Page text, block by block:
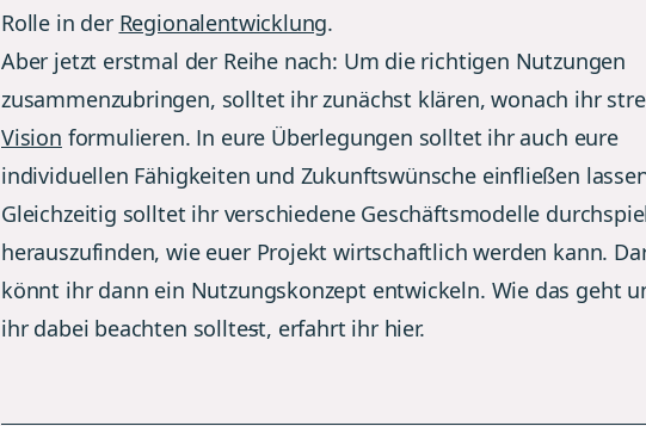
Rolle in der Regionalentwicklung.
Aber jetzt erstmal der Reihe nach: Um die richtigen Nutzungen
zusammenzubringen, solltet ihr zunächst klären, wonach ihr
Vision formulieren. In eure Überlegungen solltet ihr auch eure
individuellen Fähigkeiten und Zukunftswünsche einfließen
Gleichzeitig solltet ihr verschiedene Geschäftsmodelle
herauszufinden, wie euer Projekt wirtschaftlich werden kann.
könnt ihr dann ein Nutzungskonzept entwickeln. Wie das geht
ihr dabei beachten solltest, erfahrt ihr hier.